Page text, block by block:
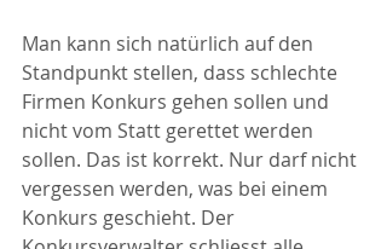
Man kann sich natürlich auf den
Standpunkt stellen, dass schlechte
Firmen Konkurs gehen sollen und
nicht vom Statt gerettet werden
sollen. Das ist korrekt. Nur darf nicht
vergessen werden, was bei einem
Konkurs geschieht. Der